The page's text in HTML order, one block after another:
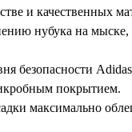
и качественных
нубука на
безопасности
покрытием.
максимально